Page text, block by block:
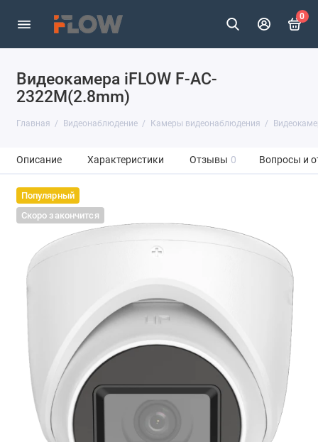
0
Видеокамера iFLOW F-AC-
2322M(2.8mm)
Главная Видеонаблюдение Камеры видеонаблюдения
Описание Характеристики Отзывы 0 Вопросы и
Популярный
Скоро закончится